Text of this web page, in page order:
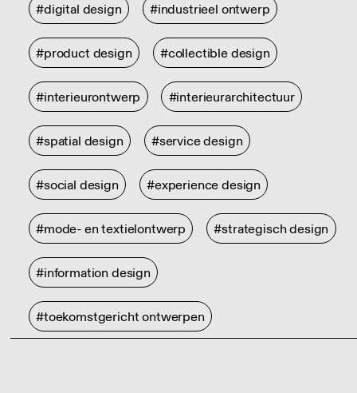
#digital design #industrieel ontwerp
#product design #collectible design
#interieurontwerp #interieurarchitectuur
#spatial design #service design
#social design #experience design
#mode- en textielontwerp #strategisch design
#information design
#toekomstgericht ontwerpen